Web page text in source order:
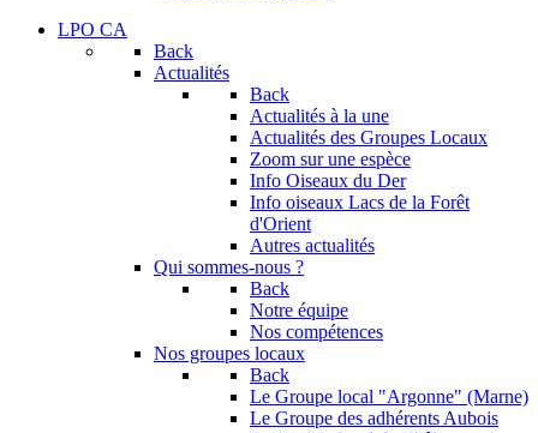
LPO CA
Back
Actualités
Back
Actualités à la une
Actualités des Groupes Locaux
Zoom sur une espèce
Info Oiseaux du Der
Info oiseaux Lacs de la Forêt
d'Orient
Autres actualités
Qui sommes-nous ?
Back
Notre équipe
Nos compétences
Nos groupes locaux
Back
Le Groupe local "Argonne" (Marne)
Le Groupe des adhérents Aubois